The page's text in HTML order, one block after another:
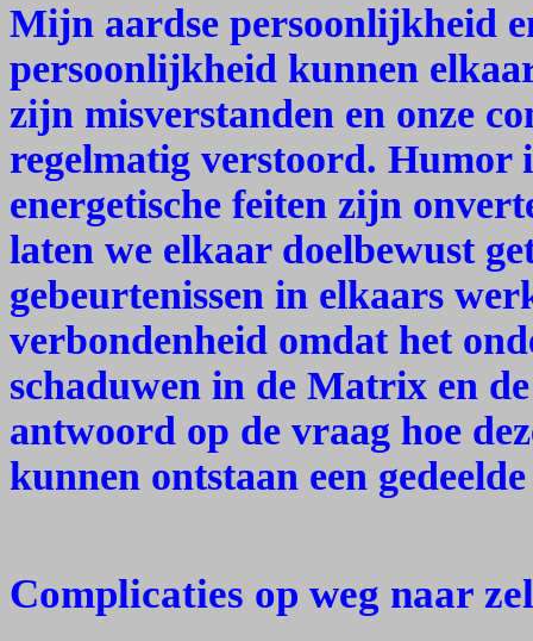
Mijn aardse persoonlijkheid
persoonlijkheid kunnen
zijn misverstanden en onze
regelmatig verstoord. Humor
energetische feiten zijn
laten we elkaar doelbewust
gebeurtenissen in elkaars
verbondenheid omdat het
schaduwen in de Matrix en
antwoord op de vraag hoe
kunnen ontstaan een
Complicaties op weg naar